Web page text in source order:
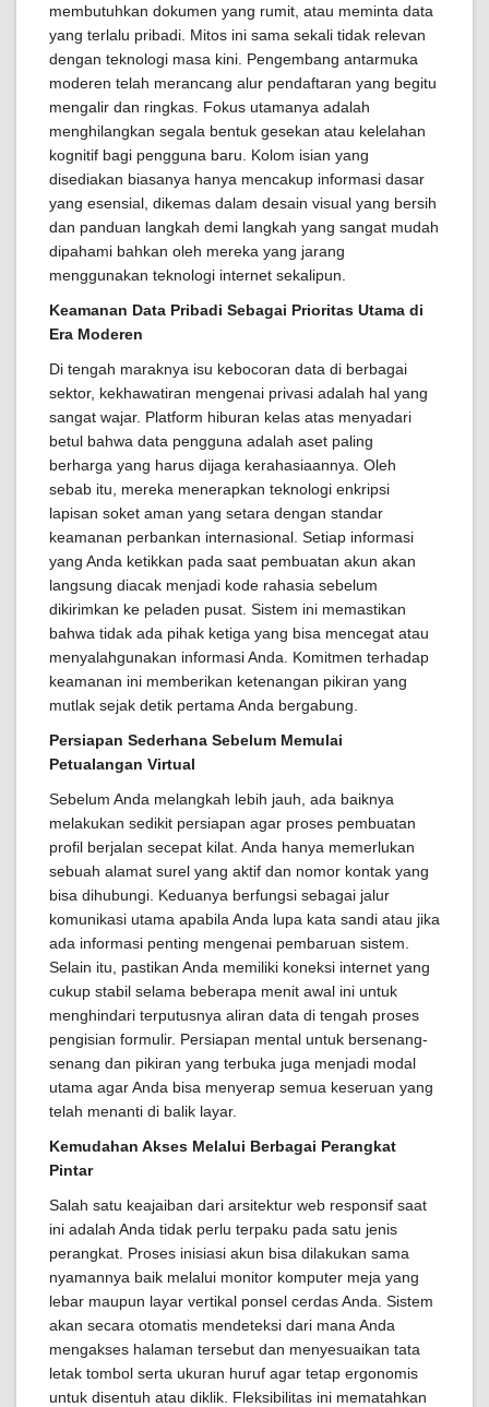
membutuhkan dokumen yang rumit, atau meminta data
yang terlalu pribadi. Mitos ini sama sekali tidak relevan
dengan teknologi masa kini. Pengembang antarmuka
moderen telah merancang alur pendaftaran yang begitu
mengalir dan ringkas. Fokus utamanya adalah
menghilangkan segala bentuk gesekan atau kelelahan
kognitif bagi pengguna baru. Kolom isian yang
disediakan biasanya hanya mencakup informasi dasar
yang esensial, dikemas dalam desain visual yang bersih
dan panduan langkah demi langkah yang sangat mudah
dipahami bahkan oleh mereka yang jarang
menggunakan teknologi internet sekalipun.
Keamanan Data Pribadi Sebagai Prioritas Utama di
Era Moderen
Di tengah maraknya isu kebocoran data di berbagai
sektor, kekhawatiran mengenai privasi adalah hal yang
sangat wajar. Platform hiburan kelas atas menyadari
betul bahwa data pengguna adalah aset paling
berharga yang harus dijaga kerahasiaannya. Oleh
sebab itu, mereka menerapkan teknologi enkripsi
lapisan soket aman yang setara dengan standar
keamanan perbankan internasional. Setiap informasi
yang Anda ketikkan pada saat pembuatan akun akan
langsung diacak menjadi kode rahasia sebelum
dikirimkan ke peladen pusat. Sistem ini memastikan
bahwa tidak ada pihak ketiga yang bisa mencegat atau
menyalahgunakan informasi Anda. Komitmen terhadap
keamanan ini memberikan ketenangan pikiran yang
mutlak sejak detik pertama Anda bergabung.
Persiapan Sederhana Sebelum Memulai
Petualangan Virtual
Sebelum Anda melangkah lebih jauh, ada baiknya
melakukan sedikit persiapan agar proses pembuatan
profil berjalan secepat kilat. Anda hanya memerlukan
sebuah alamat surel yang aktif dan nomor kontak yang
bisa dihubungi. Keduanya berfungsi sebagai jalur
komunikasi utama apabila Anda lupa kata sandi atau jika
ada informasi penting mengenai pembaruan sistem.
Selain itu, pastikan Anda memiliki koneksi internet yang
cukup stabil selama beberapa menit awal ini untuk
menghindari terputusnya aliran data di tengah proses
pengisian formulir. Persiapan mental untuk bersenang-
senang dan pikiran yang terbuka juga menjadi modal
utama agar Anda bisa menyerap semua keseruan yang
telah menanti di balik layar.
Kemudahan Akses Melalui Berbagai Perangkat
Pintar
Salah satu keajaiban dari arsitektur web responsif saat
ini adalah Anda tidak perlu terpaku pada satu jenis
perangkat. Proses inisiasi akun bisa dilakukan sama
nyamannya baik melalui monitor komputer meja yang
lebar maupun layar vertikal ponsel cerdas Anda. Sistem
akan secara otomatis mendeteksi dari mana Anda
mengakses halaman tersebut dan menyesuaikan tata
letak tombol serta ukuran huruf agar tetap ergonomis
untuk disentuh atau diklik. Fleksibilitas ini mematahkan